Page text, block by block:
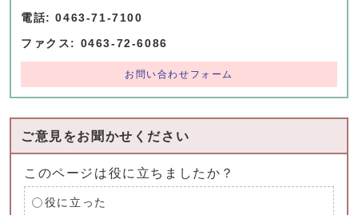
電話: 0463-71-7100
ファクス: 0463-72-6086
お問い合わせフォーム
ご意見をお聞かせください
このページは役に立ちましたか？
役に立った